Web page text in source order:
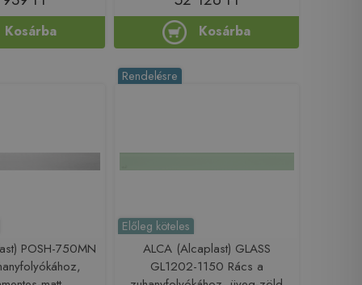
Kosárba Kosárba
POSH-750MN
Rendelésre
Előleg köteles
ALCA (Alcaplast) GLASS
GL1202-1150 Rács a